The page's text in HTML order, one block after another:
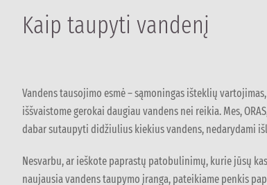
Kaip taupyti vandenį
Vandens tausojimo esmė – sąmoningas išteklių
iššvaistome gerokai daugiau vandens nei reikia. Mes,
dabar sutaupyti didžiulius kiekius vandens, nedarydami
Nesvarbu, ar ieškote paprastų patobulinimų, kurie jūsų
naujausia vandens taupymo įranga, pateikiame penkis